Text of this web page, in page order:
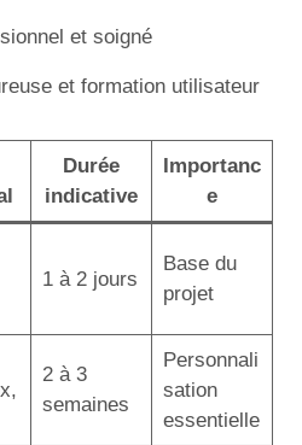
et soigné
et formation utilisateur
Durée
indicative
Importanc
e
1 à 2 jours
Base du
projet
2 à 3
semaines
Personnali
sation
essentielle